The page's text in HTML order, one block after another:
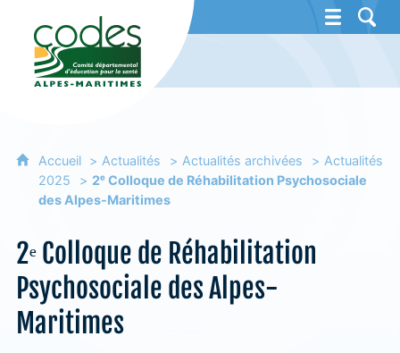
CoDES 06 - Comité départemental
Accueil Actualités Actualités archivées
Actualités
2025
2ᵉ Colloque de Réhabilitation Psychosociale
des Alpes-Maritimes
2ᵉ Colloque de Réhabilitation
Psychosociale des Alpes-
Maritimes